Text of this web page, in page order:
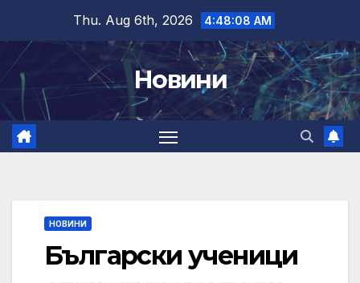
content
Thu. Aug 6th, 2026 4:48:08 AM
Новини
НОВИНИ
Български ученици